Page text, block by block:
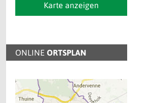
Karte anzeigen
ONLINE ORTSPLAN